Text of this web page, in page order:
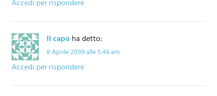
Accedi per rispondere
Il capoha detto:
8 Aprile 2009 alle 5:46 am
Accedi per rispondere